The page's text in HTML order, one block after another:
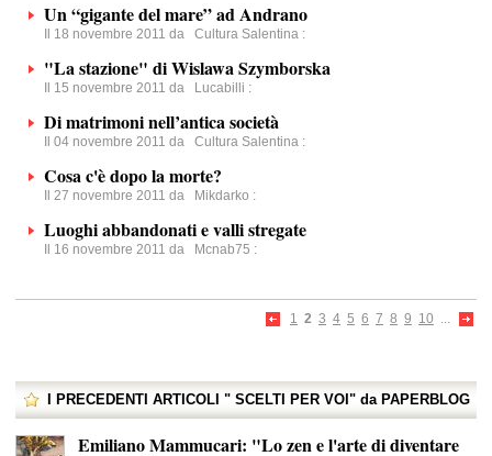
Un “gigante del mare” ad Andrano
Il 18 novembre 2011 da Cultura Salentina :
"La stazione" di Wislawa Szymborska
Il 15 novembre 2011 da Lucabilli :
Di matrimoni nell’antica società
Il 04 novembre 2011 da Cultura Salentina :
Cosa c'è dopo la morte?
Il 27 novembre 2011 da Mikdarko :
Luoghi abbandonati e valli stregate
Il 16 novembre 2011 da Mcnab75 :
1 2 3 4 5 6 7 8 9 10 ...
I PRECEDENTI ARTICOLI " SCELTI PER VOI" da PAPERBLOG
Emiliano Mammucari: "Lo zen e l'arte di diventare